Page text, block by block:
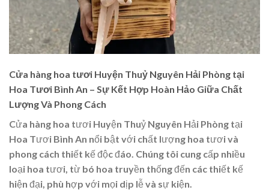
Cửa hàng hoa tươi Huyện Thuỷ Nguyên Hải Phòng tại
Hoa Tươi Bình An – Sự Kết Hợp Hoàn Hảo Giữa Chất
Lượng Và Phong Cách
Cửa hàng hoa tươi Huyện Thuỷ Nguyên Hải Phòng tại
Hoa Tươi Bình An nổi bật với chất lượng hoa tươi và
phong cách thiết kế độc đáo. Chúng tôi cung cấp nhiều
loại hoa tươi, từ bó hoa truyền thống đến các thiết kế
hiện đại, phù hợp với mọi dịp lễ và sự kiện.